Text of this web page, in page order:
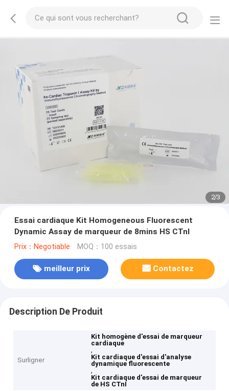
2/3
Essai cardiaque Kit Homogeneous Fluorescent
Dynamic Assay de marqueur de 8mins HS CTnI
Prix：Negotiable MOQ：100 essais
meilleur prix Contactez
Description De Produit
Surligner
Kit homogène d'essai de marqueur
cardiaque
,
Kit cardiaque d'essai d'analyse
dynamique fluorescente
,
Kit cardiaque d'essai de marqueur
de HS CTnI